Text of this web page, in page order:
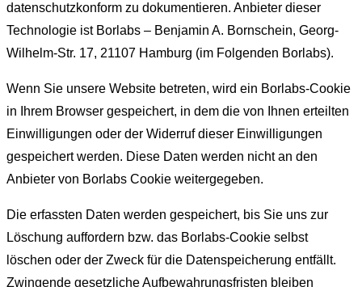
datenschutzkonform zu dokumentieren. Anbieter dieser
Technologie ist Borlabs – Benjamin A. Bornschein, Georg-
Wilhelm-Str. 17, 21107 Hamburg (im Folgenden Borlabs).
Wenn Sie unsere Website betreten, wird ein Borlabs-Cookie
in Ihrem Browser gespeichert, in dem die von Ihnen erteilten
Einwilligungen oder der Widerruf dieser Einwilligungen
gespeichert werden. Diese Daten werden nicht an den
Anbieter von Borlabs Cookie weitergegeben.
Die erfassten Daten werden gespeichert, bis Sie uns zur
Löschung auffordern bzw. das Borlabs-Cookie selbst
löschen oder der Zweck für die Datenspeicherung entfällt.
Zwingende gesetzliche Aufbewahrungsfristen bleiben